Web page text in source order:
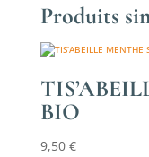
Produits
BIO
9,50 €